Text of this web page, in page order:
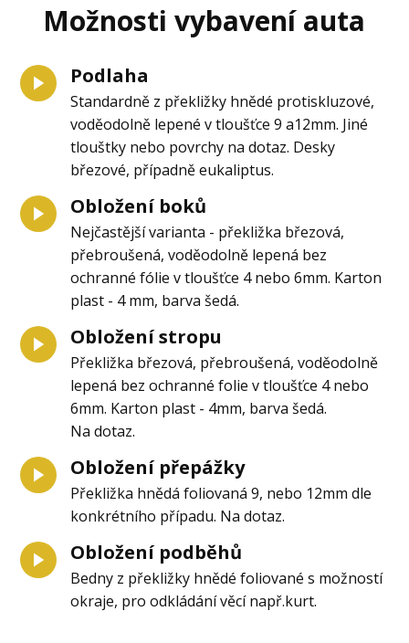
Možnosti vybavení auta
Podlaha
Standardně z překližky hnědé protiskluzové,
voděodolně lepené v tloušťce 9 a12mm. Jiné
tlouštky nebo povrchy na dotaz. Desky
březové, případně eukaliptus.
Obložení boků
Nejčastější varianta - překližka březová,
přebroušená, voděodolně lepená bez
ochranné fólie v tloušťce 4 nebo 6mm. Karton
plast - 4 mm, barva šedá.
Obložení stropu
Překližka březová, přebroušená, voděodolně
lepená bez ochranné folie v tloušťce 4 nebo
6mm. Karton plast - 4mm, barva šedá.
Na dotaz.
Obložení přepážky
Překližka hnědá foliovaná 9, nebo 12mm dle
konkrétního případu. Na dotaz.
Obložení podběhů
Bedny z překližky hnědé foliované s možností
okraje, pro odkládání věcí např.kurt.